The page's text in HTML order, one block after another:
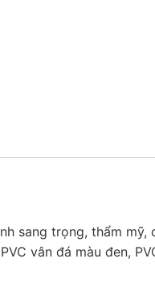
sang trọng, thẩm mỹ,
vân đá màu đen,